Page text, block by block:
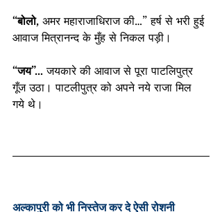
“बोलो, अमर महाराजाधिराज की…” हर्ष से भरी हुई
आवाज मित्रानन्द के मुँह से निकल पड़ी।
“जय”… जयकारे की आवाज से पूरा पाटलिपुत्र
गूँज उठा। पाटलीपुत्र को अपने नये राजा मिल
गये थे।
अल्कापुरी को भी निस्तेज कर दे ऐसी रोशनी